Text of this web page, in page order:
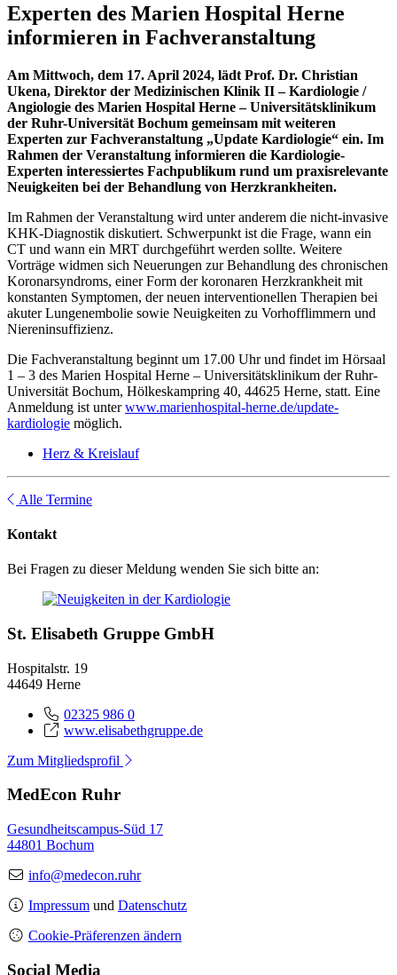
Experten des Marien Hospital Herne
informieren in Fachveranstaltung
Am Mittwoch, dem 17. April 2024, lädt Prof. Dr. Christian
Ukena, Direktor der Medizinischen Klinik II – Kardiologie /
Angiologie des Marien Hospital Herne – Universitätsklinikum
der Ruhr-Universität Bochum gemeinsam mit weiteren
Experten zur Fachveranstaltung „Update Kardiologie“ ein. Im
Rahmen der Veranstaltung informieren die Kardiologie-
Experten interessiertes Fachpublikum rund um praxisrelevante
Neuigkeiten bei der Behandlung von Herzkrankheiten.
Im Rahmen der Veranstaltung wird unter anderem die nicht-invasive
KHK-Diagnostik diskutiert. Schwerpunkt ist die Frage, wann ein
CT und wann ein MRT durchgeführt werden sollte. Weitere
Vorträge widmen sich Neuerungen zur Behandlung des chronischen
Koronarsyndroms, einer Form der koronaren Herzkrankheit mit
konstanten Symptomen, der neuen interventionellen Therapien bei
akuter Lungenembolie sowie Neuigkeiten zu Vorhofflimmern und
Niereninsuffizienz.
Die Fachveranstaltung beginnt um 17.00 Uhr und findet im Hörsaal
1 – 3 des Marien Hospital Herne – Universitätsklinikum der Ruhr-
Universität Bochum, Hölkeskampring 40, 44625 Herne, statt. Eine
Anmeldung ist unterwww.marienhospital-herne.de/update-
kardiologie möglich.
Herz & Kreislauf
Alle Termine
Kontakt
Bei Fragen zu dieser Meldung wenden Sie sich bitte an:
St. Elisabeth Gruppe GmbH
Hospitalstr. 19
44649 Herne
02325 986 0
www.elisabethgruppe.de
Zum Mitgliedsprofil
MedEcon Ruhr
Gesundheitscampus-Süd 17
44801 Bochum
info@medecon.ruhr
Impressum und Datenschutz
Cookie-Präferenzen ändern
Social Media